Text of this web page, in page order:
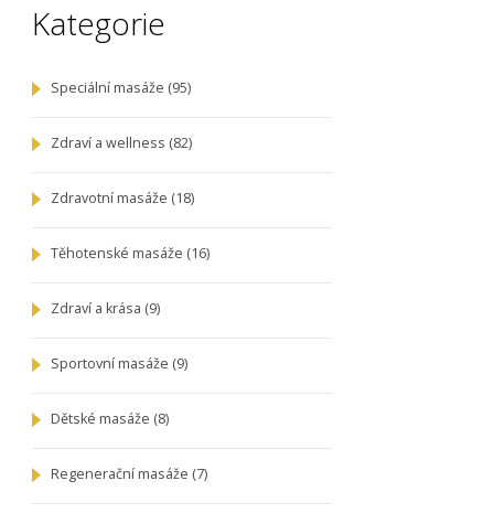
Kategorie
Speciální masáže (95)
Zdraví a wellness (82)
Zdravotní masáže (18)
Těhotenské masáže (16)
Zdraví a krása (9)
Sportovní masáže (9)
Dětské masáže (8)
Regenerační masáže (7)